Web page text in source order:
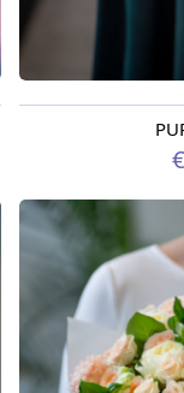
Pieejama no